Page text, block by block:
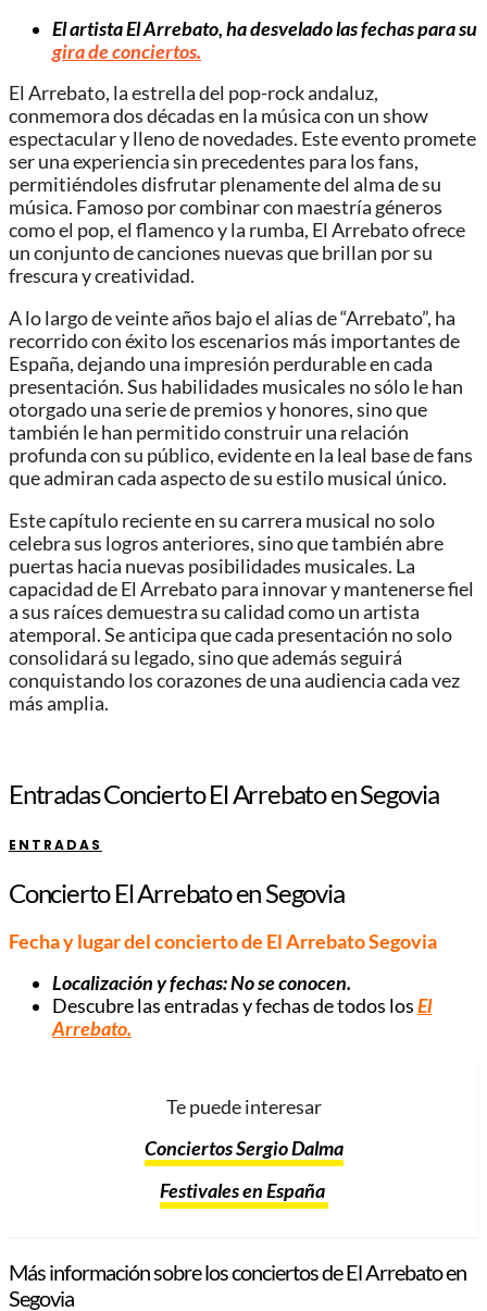
El artista El Arrebato, ha desvelado las fechas para su
gira de conciertos.
El Arrebato, la estrella del pop-rock andaluz,
conmemora dos décadas en la música con un show
espectacular y lleno de novedades. Este evento promete
ser una experiencia sin precedentes para los fans,
permitiéndoles disfrutar plenamente del alma de su
música. Famoso por combinar con maestría géneros
como el pop, el flamenco y la rumba, El Arrebato ofrece
un conjunto de canciones nuevas que brillan por su
frescura y creatividad.
A lo largo de veinte años bajo el alias de “Arrebato”, ha
recorrido con éxito los escenarios más importantes de
España, dejando una impresión perdurable en cada
presentación. Sus habilidades musicales no sólo le han
otorgado una serie de premios y honores, sino que
también le han permitido construir una relación
profunda con su público, evidente en la leal base de fans
que admiran cada aspecto de su estilo musical único.
Este capítulo reciente en su carrera musical no solo
celebra sus logros anteriores, sino que también abre
puertas hacia nuevas posibilidades musicales. La
capacidad de El Arrebato para innovar y mantenerse fiel
a sus raíces demuestra su calidad como un artista
atemporal. Se anticipa que cada presentación no solo
consolidará su legado, sino que además seguirá
conquistando los corazones de una audiencia cada vez
más amplia.
Entradas Concierto El Arrebato en Segovia
ENTRADAS
Concierto El Arrebato en Segovia
Fecha y lugar del concierto de El Arrebato Segovia
Localización y fechas: No se conocen.
Descubre las entradas y fechas de todos losEl
Arrebato.
Te puede interesar
Conciertos Sergio Dalma
Festivales en España
Más información sobre los conciertos de El Arrebato en
Segovia